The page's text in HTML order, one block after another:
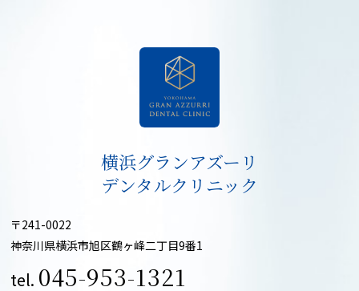
横浜グランアズーリ
デンタルクリニック
〒241-0022
神奈川県横浜市旭区鶴ヶ峰二丁目9番1
tel. 045-953-1321